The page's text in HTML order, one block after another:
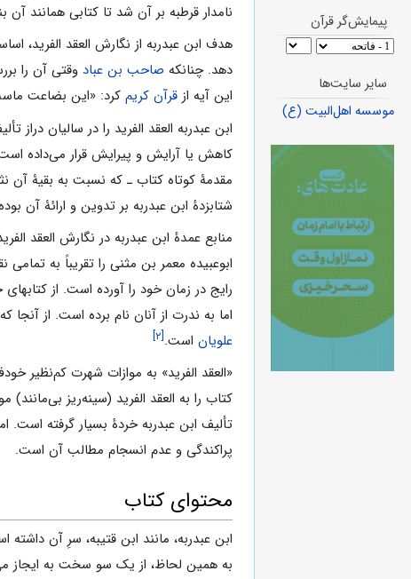
نامدار قرطبه بر آن شد تا کتابی همانند آن
هدف ابن عبدربه از نگارش العقد الفرید،
دهد. چنانکه صاحب بن عباد وقتی آن را
این آیه از قرآن کریم کرد: «این بضاعت
ابن عبدربه العقد الفرید را در سالیان
مقدمۀ کوتاه کتاب ـ که نسبت به بقیۀ
شتابزدۀ ابن عبدربه بر تدوین و ارائۀ آن
منابع عمدۀ ابن عبدربه در نگارش العقد
ابوعبیده معمر بن مثنی را تقریباً به
رایج در زمان خود را آورده است. از
اما به ندرت از آنان نام برده است. از آنجا
علویان است.[۲]
«العقد الفرید» به موازات شهرت کم‌نظیر
کتاب را به العقد الفرید (سینه‌ریز
تألیف ابن عبدربه خردۀ بسیار گرفته است.
پراکندگی و عدم انسجام مطالب آن است.
محتوای کتاب
ابن عبدربه، مانند ابن قتیبه، سرِ آن
به همین لحاظ، از یک سو سخت به ایجاز
پیمایش‌گر قرآن
سایر سایت‌ها
موسسه اهل‌البیت (ع)